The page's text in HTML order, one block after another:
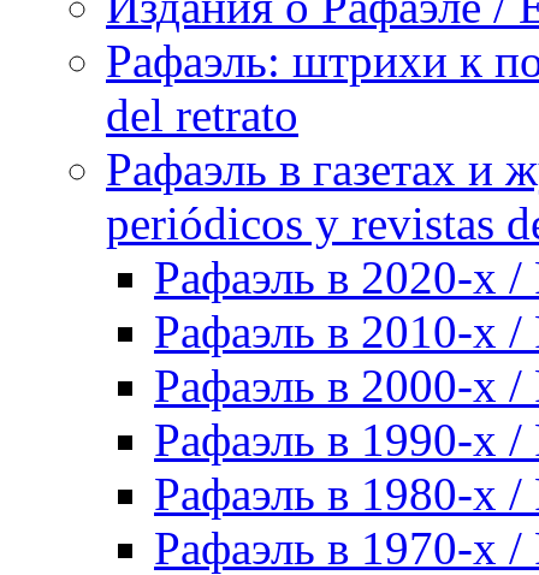
Рафаэль: штрихи к
del retrato
Рафаэль в газетах и
periódicos y revistas
Рафаэль в 2020-х /
Рафаэль в 2010-х /
Рафаэль в 2000-х /
Рафаэль в 1990-х /
Рафаэль в 1980-х /
Рафаэль в 1970-х /